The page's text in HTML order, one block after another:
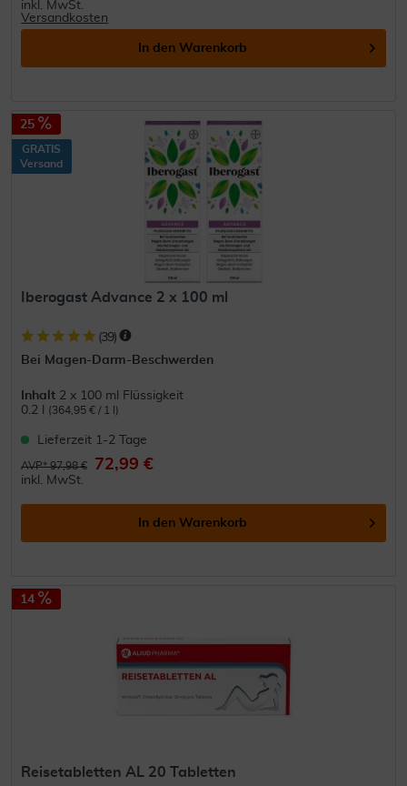
inkl. MwSt.
Versandkosten
In den Warenkorb
25
GRATIS
Versand
Iberogast Advance 2 x 100 ml
(39)
Bei Magen-Darm-Beschwerden
Inhalt 2 x 100 ml Flüssigkeit
0.2 l
(364,95 € / 1 l)
Lieferzeit 1-2 Tage
AVP* 97,98 € 72,99 €
inkl. MwSt.
In den Warenkorb
14
Reisetabletten AL 20 Tabletten